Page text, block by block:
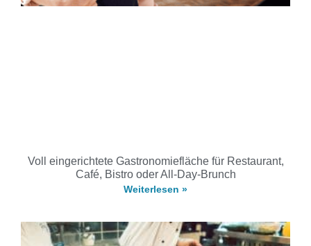
Voll eingerichtete Gastronomiefläche für Restaurant,
Café, Bistro oder All-Day-Brunch
Weiterlesen »